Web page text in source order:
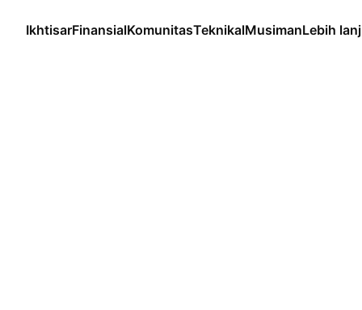
IkhtisarFinansialKomunitasTeknikalMusimanLebih